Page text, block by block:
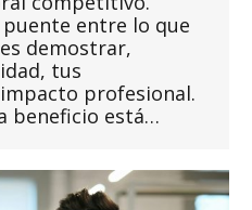
entre lo que
demostrar,
tus
profesional.
beneficio está…